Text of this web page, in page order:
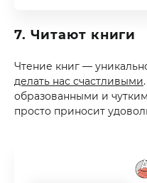
7. Читают книги
Чтение книг —
делать нас счастливыми
образованными и
просто приносит